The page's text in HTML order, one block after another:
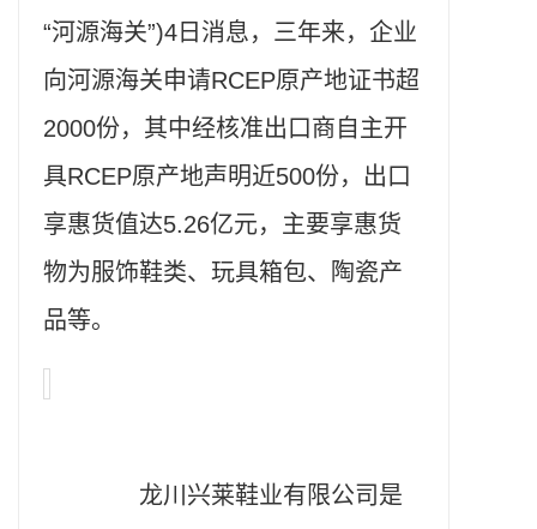
“河源海关”)4日消息，三年来，企业
向河源海关申请RCEP原产地证书超
2000份，其中经核准出口商自主开
具RCEP原产地声明近500份，出口
享惠货值达5.26亿元，主要享惠货
物为服饰鞋类、玩具箱包、陶瓷产
品等。
龙川兴莱鞋业有限公司是